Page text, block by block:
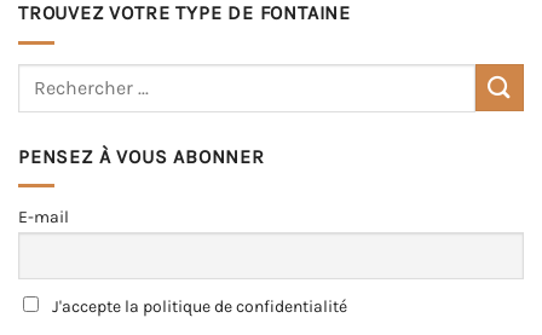
TROUVEZ VOTRE TYPE DE FONTAINE
PENSEZ À VOUS ABONNER
E-mail
J'accepte la politique de confidentialité